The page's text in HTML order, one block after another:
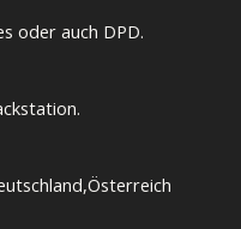
oder auch DPD.